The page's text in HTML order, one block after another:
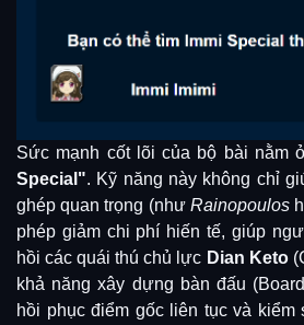
Sức mạnh cốt lõi của bộ bài nằm
Special". Kỹ năng này không chỉ
ghép quan trọng (như Rainopoulos
phép giảm chi phí hiến tế, giúp
hồi các quái thú chủ lực Dian Keto
khả năng xây dựng bàn đấu
hồi phục điểm gốc liên tục và kiểm